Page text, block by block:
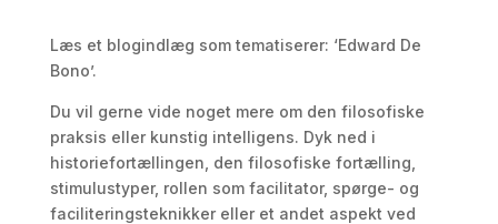
Læs et blogindlæg som tematiserer: ‘Edward De
Bono’.
Du vil gerne vide noget mere om den filosofiske
praksis eller kunstig intelligens. Dyk ned i
historiefortællingen, den filosofiske fortælling,
stimulustyper, rollen som facilitator, spørge- og
faciliteringsteknikker eller et andet aspekt ved